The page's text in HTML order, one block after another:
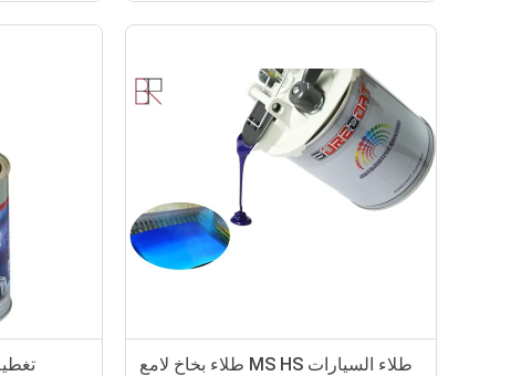
طلاء السيارات MS HS طلاء بخاخ لامع